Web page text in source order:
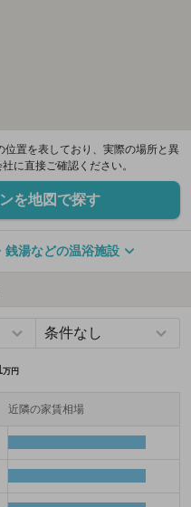
置を表しており、実際の場所と異
に直接ご確認ください。
を地図で探す
銭湯などの温浴施設
万円
近隣の家賃相場